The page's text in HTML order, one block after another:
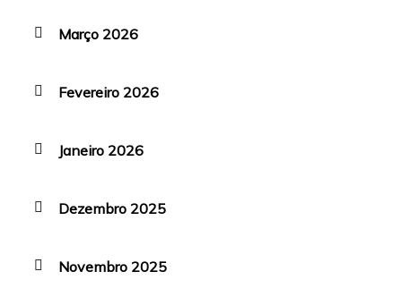
Março 2026
Fevereiro 2026
Janeiro 2026
Dezembro 2025
Novembro 2025